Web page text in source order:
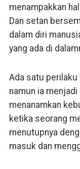
menampakkan
Dan setan
dalam diri
yang ada di
Ada satu perilaku
namun ia
menanamkan
ketika seorang
menutupnya
masuk dan